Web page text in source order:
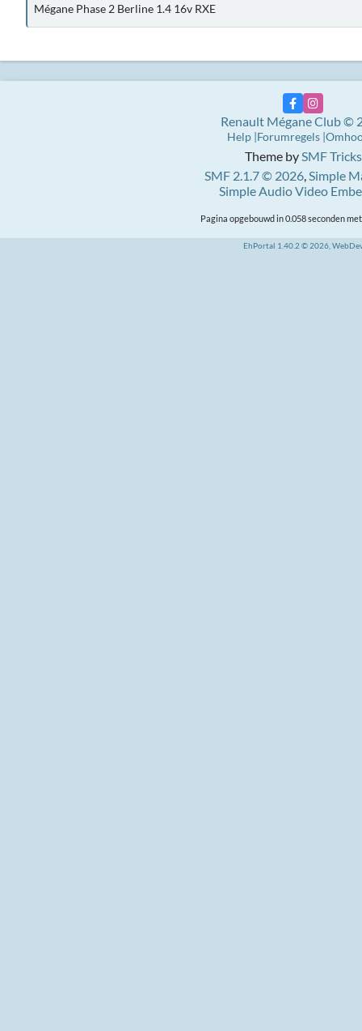
Mégane Phase 2 Berline 1.4 16v RXE
Theme bySMF Tricks
SMF 2.1.7 © 2026,Simple
Simple Audio Video
Renault Mégane Club ©
Help Forumregels
Pagina opgebouwd in 0.058 seconden
EhPortal 1.40.2 © 2026,